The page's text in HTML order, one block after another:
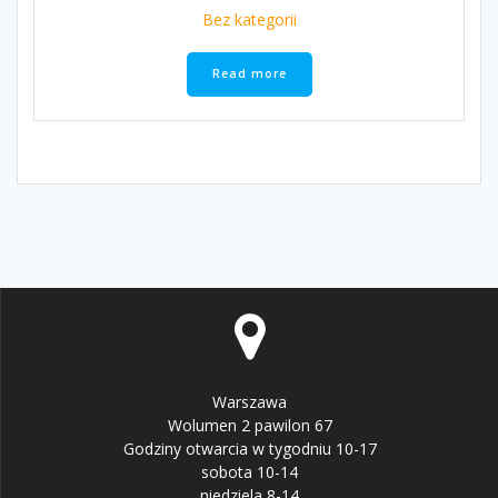
Bez kategorii
Read more
Warszawa
Wolumen 2 pawilon 67
Godziny otwarcia w tygodniu 10-17
sobota 10-14